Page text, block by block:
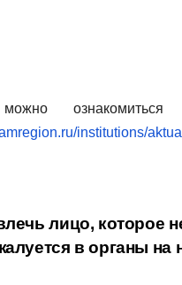
institutions/
лицо, которое
в органы на